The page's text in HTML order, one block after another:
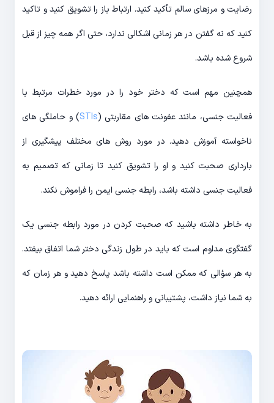
رضایت و مرزهای سالم تأکید کنید. ارتباط باز را تشویق کنید و تاکید
کنید که نه گفتن در هر زمانی اشکالی ندارد، حتی اگر همه چیز از قبل
شروع شده باشد.
همچنین مهم است که دختر خود را در مورد خطرات مرتبط با
فعالیت جنسی، مانند عفونت های مقاربتی (STIs) و حاملگی های
ناخواسته آموزش دهید. در مورد روش های مختلف پیشگیری از
بارداری صحبت کنید و او را تشویق کنید تا زمانی که تصمیم به
فعالیت جنسی داشته باشد، رابطه جنسی ایمن را فراموش نکند.
به خاطر داشته باشید که صحبت کردن در مورد رابطه جنسی یک
گفتگوی مداوم است که باید در طول زندگی دختر شما اتفاق بیفتد.
به هر سؤالی که ممکن است داشته باشد پاسخ دهید و هر زمان که
به شما نیاز داشت، پشتیبانی و راهنمایی ارائه دهید.